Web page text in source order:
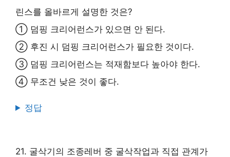
린스를 올바르게 설명한 것은?
① 덤핑 크리어런스가 있으면 안 된다.
② 후진 시 덤핑 크리어런스가 필요한 것이다.
③ 덤핑 크리어런스는 적재함보다 높아야 한다.
④ 무조건 낮은 것이 좋다.
정답
21. 굴삭기의 조종레버 중 굴삭작업과 직접 관계가